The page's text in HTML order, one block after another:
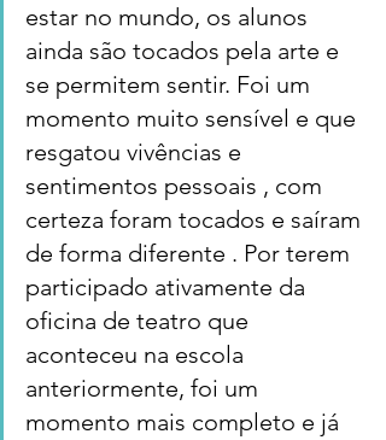
estar no mundo, os alunos
ainda são tocados pela arte e
se permitem sentir. Foi um
momento muito sensível e que
resgatou vivências e
sentimentos pessoais , com
certeza foram tocados e saíram
de forma diferente . Por terem
participado ativamente da
oficina de teatro que
aconteceu na escola
anteriormente, foi um
momento mais completo e já